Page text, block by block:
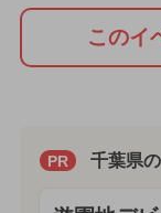
このイ
PR 千葉県